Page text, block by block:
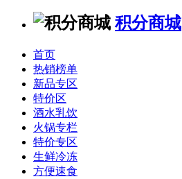
积分商城
首页
热销榜单
新品专区
特价区
酒水乳饮
火锅专栏
特价专区
生鲜冷冻
方便速食